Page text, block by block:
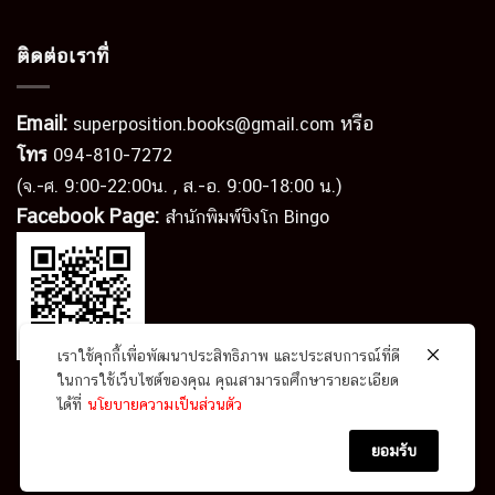
ติดต่อเราที่
Email: superposition.books@gmail.com หรือ
โทร 094-810-7272
(จ.-ศ. 9:00-22:00น. , ส.-อ. 9:00-18:00 น.)
Facebook Page: สำนักพิมพ์บิงโก Bingo
สำนักพิมพ์บิงโก ในเครือ Superposition
เราใช้คุกกี้เพื่อพัฒนาประสิทธิภาพ และประสบการณ์ที่ดี
ในการใช้เว็บไซต์ของคุณ คุณสามารถศึกษารายละเอียด
ได้ที่ นโยบายความเป็นส่วนตัว
ยอมรับ